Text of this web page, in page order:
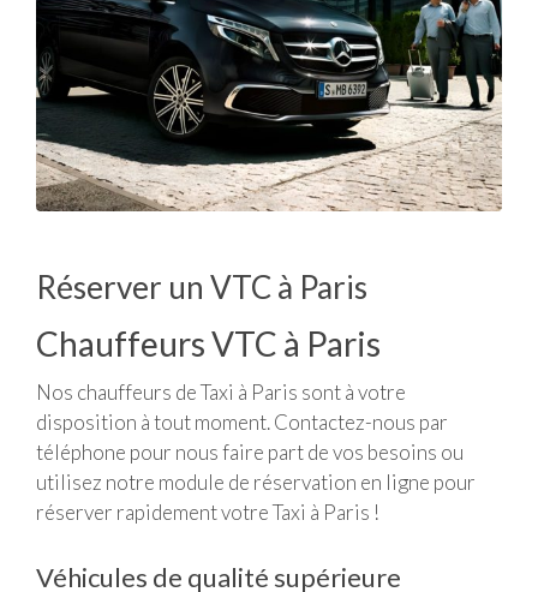
Réserver un VTC à Paris
Chauffeurs VTC à Paris
Nos chauffeurs de Taxi à Paris sont à votre
disposition à tout moment. Contactez-nous par
téléphone pour nous faire part de vos besoins ou
utilisez notre module de réservation en ligne pour
réserver rapidement votre Taxi à Paris !
Véhicules de qualité supérieure